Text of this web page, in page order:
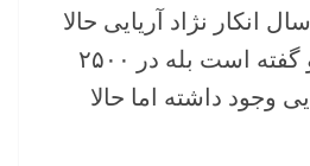
انکار نژاد آریایی حالا
یکیشان پیدا شده و گفته است بله در ۲۵۰۰
وجود داشته اما حالا